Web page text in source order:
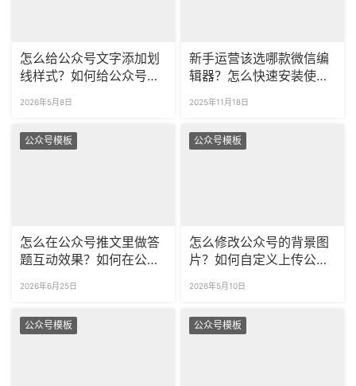
怎么给公众号文字添加划
线样式？如何给公众号添
2026年5月8日
新手运营该选哪款微信编
辑器？怎么快速安装使
2025年11月18日
公众号模板
怎么在公众号推文里做答
题互动效果？如何在公众
2026年6月25日
公众号模板
怎么修改公众号的背景图
片？如何自定义上传公众
2026年5月10日
公众号模板 公众号模板